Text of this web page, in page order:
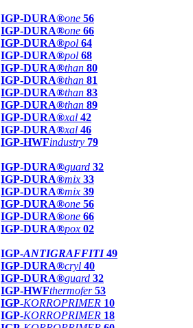
IGP-DURA®one 56
IGP-DURA®one 66
IGP-DURA®pol 64
IGP-DURA®pol 68
IGP-DURA®than 80
IGP-DURA®than 81
IGP-DURA®than 83
IGP-DURA®than 89
IGP-DURA®xal 42
IGP-DURA®xal 46
IGP-HWFindustry 79
IGP-DURA®guard 32
IGP-DURA®mix 33
IGP-DURA®mix 39
IGP-DURA®one 56
IGP-DURA®one 66
IGP-DURA®pox 02
IGP-ANTIGRAFFITI49
IGP-DURA®cryl 40
IGP-DURA®guard 32
IGP-HWFthermofer 53
IGP-KORROPRIMER 10
IGP-KORROPRIMER 18